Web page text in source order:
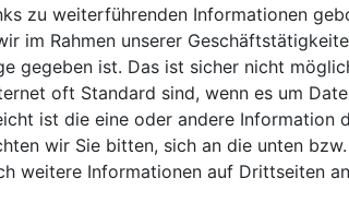
zu weiterführenden Informationen
im Rahmen unserer
gegeben ist. Das ist sicher nicht
oft Standard sind, wenn es um
ist die eine oder andere Information
wir Sie bitten, sich an die unten
weitere Informationen auf Drittseiten